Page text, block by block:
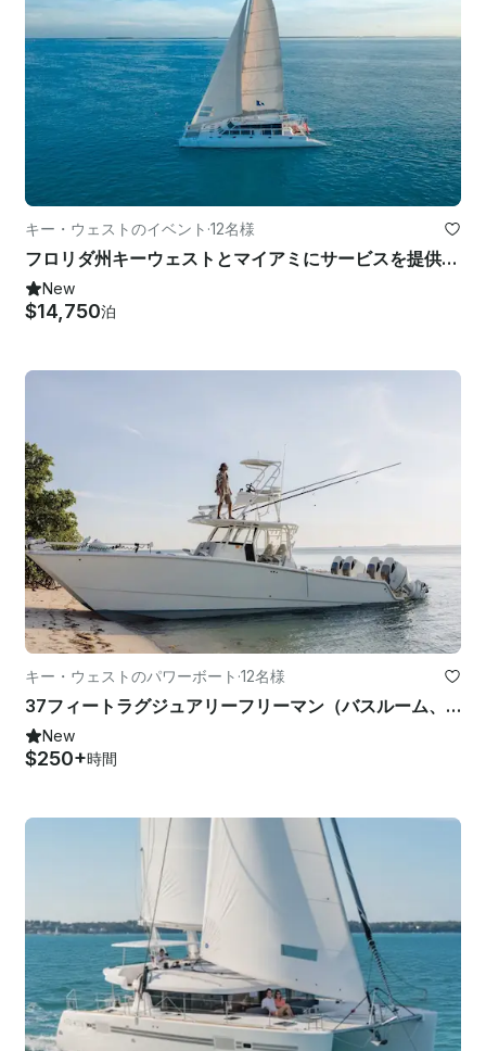
キー・ウェストのイベント ·12名様
フロリダ州キーウェストとマイアミにサービスを提供する豪華な75フィートセーリングカタマラン
New
$14,750泊
キー・ウェストのパワーボート ·12名様
37フィートラグジュアリーフリーマン（バスルーム、シェード、キーウェストチャーター付き）
New
$250+時間